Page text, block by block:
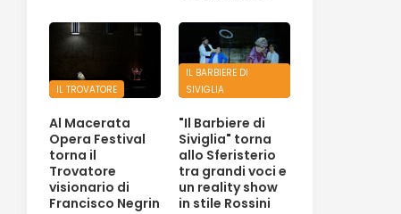
IL TROVATORE
Al Macerata
Opera Festival
torna il
Trovatore
visionario di
Francisco Negrin
IL BARBIERE DI
SIVIGLIA
"Il Barbiere di
Siviglia" torna
allo Sferisterio
tra grandi voci e
un reality show
in stile Rossini